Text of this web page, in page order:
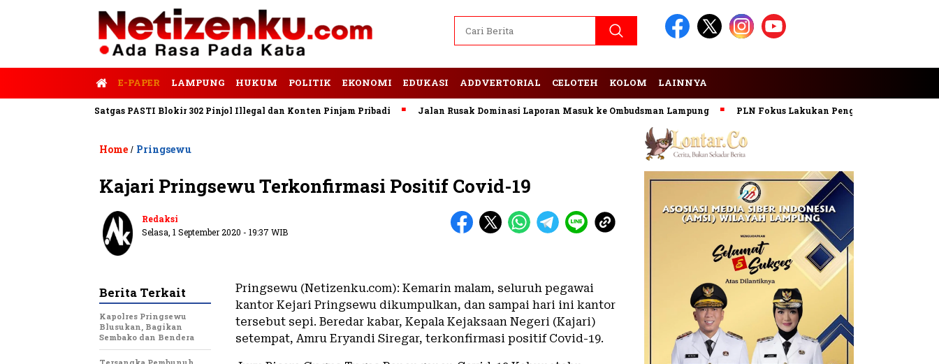
E-PAPER LAMPUNG HUKUM POLITIK EKONOMI EDUKASI ADDVERTORIAL CELOTEH KOLOM LAINNYA
Satgas PASTI Blokir 302 Pinjol Illegal dan Konten Pinjam Pribadi Jalan Rusak Dominasi Laporan Masuk ke Ombudsman Lampung PLN Fokus Lakukan Pengembangan Pembangkit
Home / Pringsewu
Kajari Pringsewu Terkonfirmasi Positif Covid-19
Redaksi
Selasa, 1 September 2020 - 19:37 WIB
Pringsewu (Netizenku.com): Kemarin malam, seluruh pegawai
kantor Kejari Pringsewu dikumpulkan, dan sampai hari ini kantor
tersebut sepi. Beredar kabar, Kepala Kejaksaan Negeri (Kajari)
setempat, Amru Eryandi Siregar, terkonfirmasi positif Covid-19.
Berita Terkait
Kapolres Pringsewu
Blusukan, Bagikan
Sembako dan Bendera